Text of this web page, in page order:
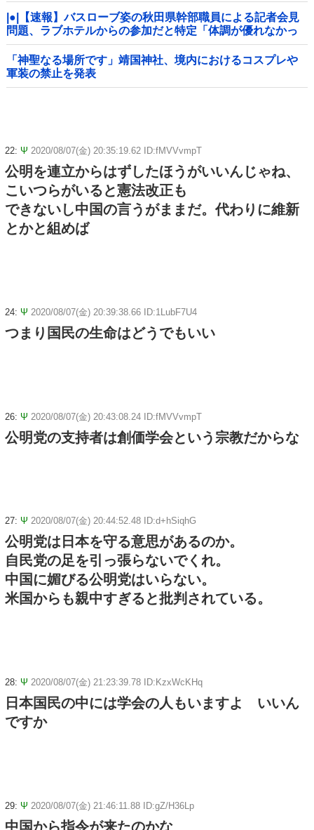
|●|【速報】バスローブ姿の秋田県幹部職員による記者会見
問題、ラブホテルからの参加だと特定「体調が優れなかっ
たため...」とは何だったのか
「神聖なる場所です」靖国神社、境内におけるコスプレや
軍装の禁止を発表
22: Ψ 2020/08/07(金) 20:35:19.62 ID:fMVVvmpT
公明を連立からはずしたほうがいいんじゃね、
こいつらがいると憲法改正も
できないし中国の言うがままだ。代わりに維新
とかと組めば
24: Ψ 2020/08/07(金) 20:39:38.66 ID:1LubF7U4
つまり国民の生命はどうでもいい
26: Ψ 2020/08/07(金) 20:43:08.24 ID:fMVVvmpT
公明党の支持者は創価学会という宗教だからな
27: Ψ 2020/08/07(金) 20:44:52.48 ID:d+hSiqhG
公明党は日本を守る意思があるのか。
自民党の足を引っ張らないでくれ。
中国に媚びる公明党はいらない。
米国からも親中すぎると批判されている。
28: Ψ 2020/08/07(金) 21:23:39.78 ID:KzxWcKHq
日本国民の中には学会の人もいますよ いいん
ですか
29: Ψ 2020/08/07(金) 21:46:11.88 ID:gZ/H36Lp
中国から指令が来たのかな